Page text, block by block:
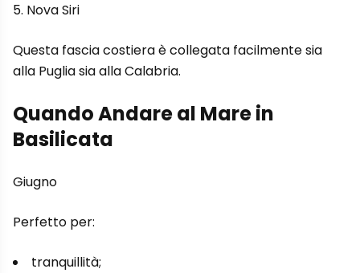
Nova Siri
Questa fascia costiera è collegata facilmente sia
alla Puglia sia alla Calabria.
Quando Andare al Mare in
Basilicata
Giugno
Perfetto per:
tranquillità;